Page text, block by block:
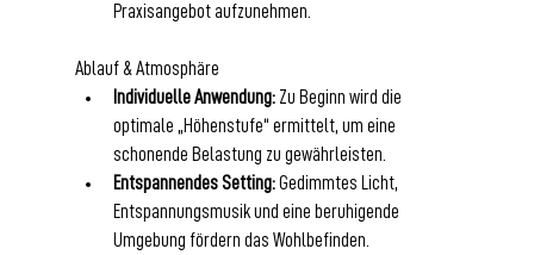
Praxisangebot aufzunehmen.
Ablauf & Atmosphäre
Individuelle Anwendung: Zu Beginn wird die
optimale „Höhenstufe“ ermittelt, um eine
schonende Belastung zu gewährleisten.
Entspannendes Setting: Gedimmtes Licht,
Entspannungsmusik und eine beruhigende
Umgebung fördern das Wohlbefinden.